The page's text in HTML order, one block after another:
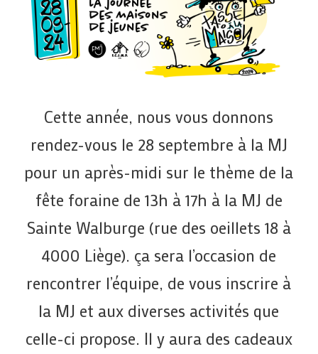
Cette année, nous vous donnons
rendez-vous le 28 septembre à la MJ
pour un après-midi sur le thème de la
fête foraine de 13h à 17h à la MJ de
Sainte Walburge (rue des oeillets 18 à
4000 Liège). ça sera l’occasion de
rencontrer l’équipe, de vous inscrire à
la MJ et aux diverses activités que
celle-ci propose. Il y aura des cadeaux